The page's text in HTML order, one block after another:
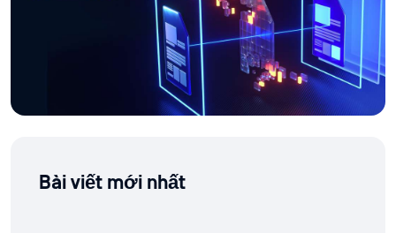
Bài viết mới nhất